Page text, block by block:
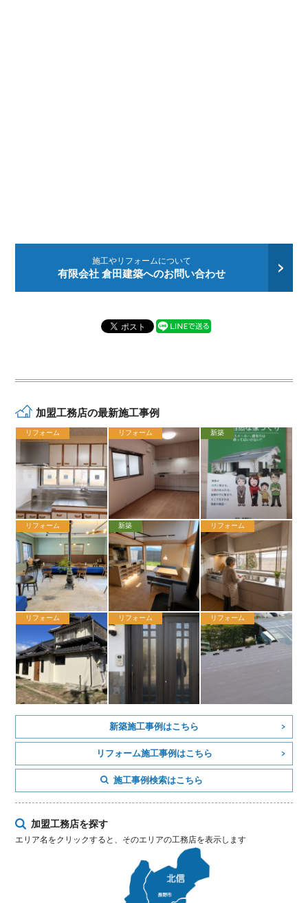
施工やリフォームについて
有限会社 倉田建築へのお問い合わせ
加盟工務店の最新施工事例
リフォーム リフォーム 新築
リフォーム 新築 リフォーム
リフォーム リフォーム リフォーム
新築施工事例はこちら
リフォーム施工事例はこちら
施工事例検索はこちら
加盟工務店を探す
エリア名をクリックすると、そのエリアの工務店を表示します